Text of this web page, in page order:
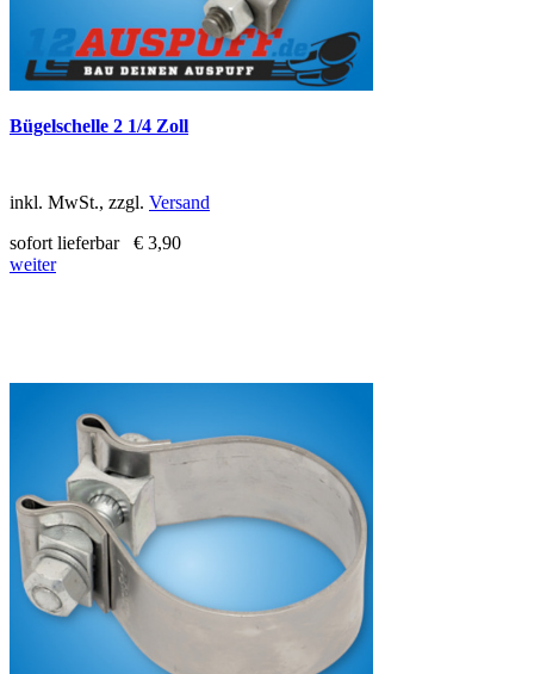
Bügelschelle 2 1/4 Zoll
inkl. MwSt., zzgl. Versand
sofort lieferbar
€ 3,90
weiter